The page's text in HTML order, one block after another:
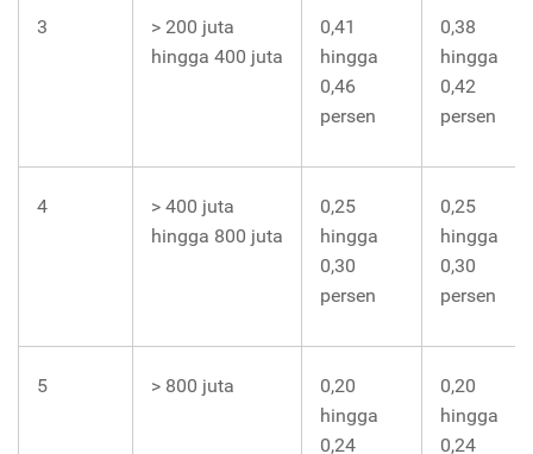
3
> 200 juta
hingga 400 juta
0,41
hingga
0,46
persen
0,38
hingga
0,42
persen
4
> 400 juta
hingga 800 juta
0,25
hingga
0,30
persen
0,25
hingga
0,30
persen
5 > 800 juta
0,20
hingga
0,24
0,20
hingga
0,24